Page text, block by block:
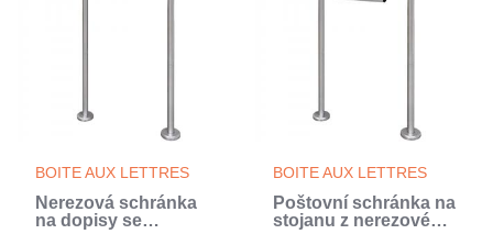
BOITE AUX LETTRES
Nerezová schránka
na dopisy se
BOITE AUX LETTRES
Poštovní schránka na
stojanu z nerezové